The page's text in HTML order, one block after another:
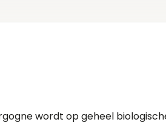
wordt op geheel